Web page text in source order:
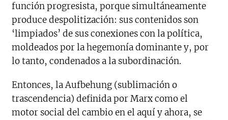
función progresista, porque simultáneamente
produce despolitización: sus contenidos son
‘limpiados’ de sus conexiones con la política,
moldeados por la hegemonía dominante y, por
lo tanto, condenados a la subordinación.
Entonces, la Aufbehung (sublimación o
trascendencia) definida por Marx como el
motor social del cambio en el aquí y ahora, se